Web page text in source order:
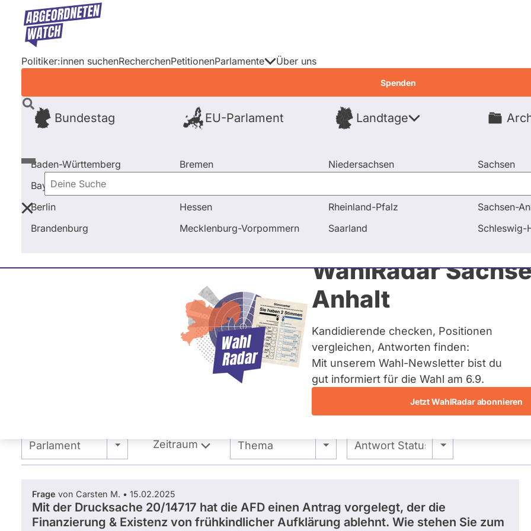
Direkt
Inhalt
Politiker:innen suchenRecherchenPetitionenParlamente
Bundestag EU-Parlament Landtage
Baden-Württemberg
Bayern
Berlin
Brandenburg
Bremen
Hessen
Mecklenburg-Vorpommern
Niedersachsen
Rheinland-Pfalz
Saarland
Sachsen
Sachsen-
Schleswig-
Über uns
Spenden
Deine
Suche
WahlRadar
Anhalt
Kandidierende checken, Positionen
vergleichen, Antworten finden:
Mit unserem Wahl-Newsletter bist du
gut informiert für die Wahl am 6.9.
Jetzt WahlRadar abonnieren
Startseite Frage stellen Thomas Ganskow Fragen und Antworten
Thomas Ganskow
Dieser Politiker hat kein aktuelles und kein zukünftiges
Mandat und keine Direktandidatur auf Landes-, Bundes-
oder EU-Ebene. Mögliche Kandidaturen über eine
Wahlliste werden bei uns nicht erfasst.
Parlament
- Alle - Zeitraum Thema
- Alle - Antwort Status
- Alle -
Frage von Carsten M. • 15.02.2025
Mit der Drucksache 20/14717 hat die AFD einen Antrag vorgelegt, der die
Finanzierung & Existenz von frühkindlicher Aufklärung ablehnt. Wie stehen Sie zum